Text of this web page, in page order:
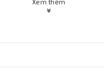
tùy thuộc vào đơn hàng.
Xem thêm